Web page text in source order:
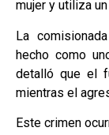
mujer y utiliza
La
hecho como
detalló que el
mientras el
Este crimen